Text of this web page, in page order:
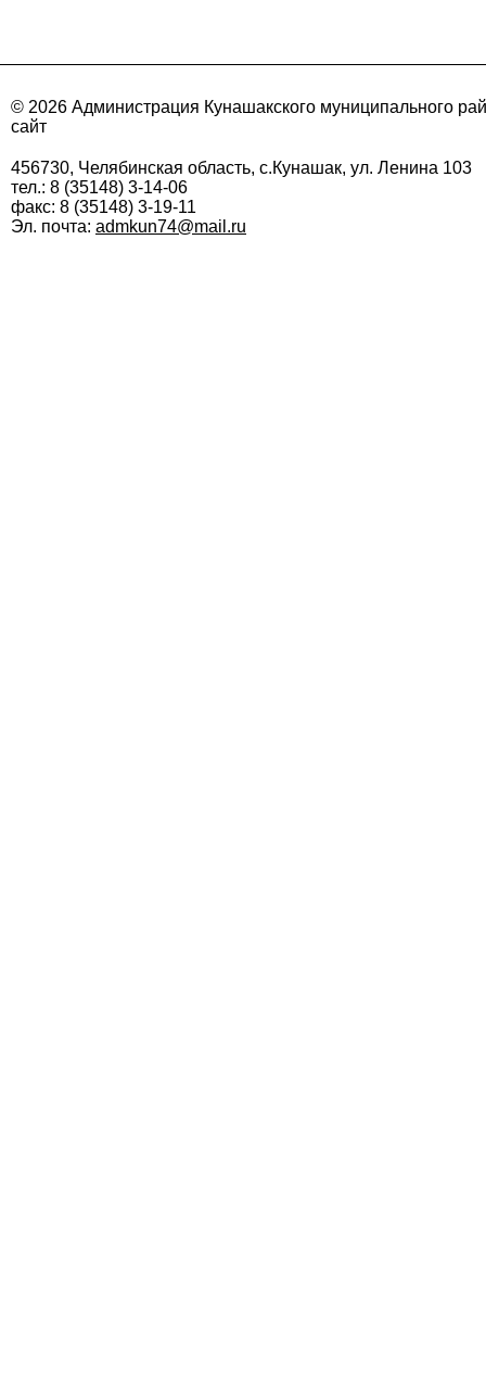
© 2026 Администрация Кунашакского муниципального
сайт
456730, Челябинская область, с.Кунашак, ул. Ленина 103
тел.: 8 (35148) 3-14-06
факс: 8 (35148) 3-19-11
Эл. почта: admkun74@mail.ru